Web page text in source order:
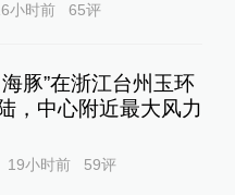
小时前 65评
豚”在浙江台州玉环
，中心附近最大风力
19小时前 59评